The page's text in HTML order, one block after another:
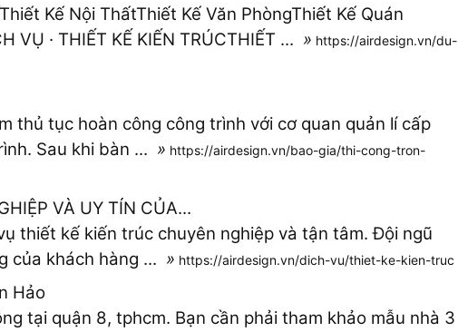
Kế Nội ThấtThiết Kế Văn PhòngThiết Kế Quán
VỤ · THIẾT KẾ KIẾN TRÚCTHIẾT ... » https://airdesign.vn/du-
thủ tục hoàn công công trình với cơ quan quản lí cấp
Sau khi bàn ... » https://airdesign.vn/bao-gia/thi-cong-tron-
VÀ UY TÍN CỦA...
thiết kế kiến trúc chuyên nghiệp và tận tâm. Đội ngũ
của khách hàng ... » https://airdesign.vn/dich-vu/thiet-ke-kien-truc
Hảo
tại quận 8, tphcm. Bạn cần phải tham khảo mẫu nhà 3